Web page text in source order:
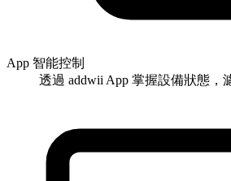
App 智能控制
透過 addwii App 掌握設備狀態，